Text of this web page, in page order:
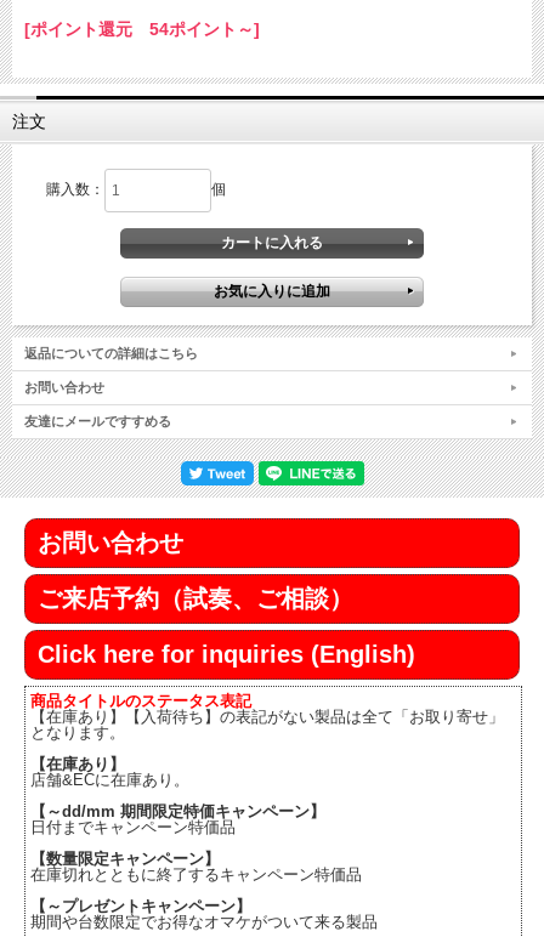
[ポイント還元 54ポイント～]
注文
購入数： 個
返品についての詳細はこちら
お問い合わせ
友達にメールですすめる
お問い合わせ
ご来店予約（試奏、ご相談）
Click here for inquiries (English)
商品タイトルのステータス表記
【在庫あり】【入荷待ち】の表記がない製品は全て「お取り寄せ」
となります。
【在庫あり】
店舗&ECに在庫あり。
【～dd/mm 期間限定特価キャンペーン】
日付までキャンペーン特価品
【数量限定キャンペーン】
在庫切れとともに終了するキャンペーン特価品
【～プレゼントキャンペーン】
期間や台数限定でお得なオマケがついて来る製品